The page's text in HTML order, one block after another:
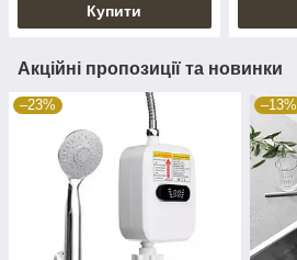
Купити
Акційні пропозиції та новинки
–23% –13%